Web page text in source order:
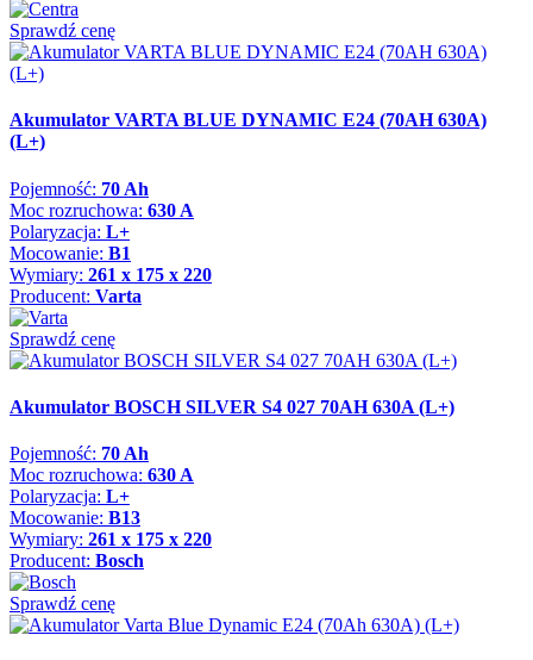
Sprawdź cenę
Akumulator VARTA BLUE DYNAMIC E24 (70AH 630A)
(L+)
Pojemność: 70 Ah
Moc rozruchowa: 630 A
Polaryzacja: L+
Mocowanie: B1
Wymiary: 261 x 175 x 220
Producent: Varta
Sprawdź cenę
Akumulator BOSCH SILVER S4 027 70AH 630A (L+)
Pojemność: 70 Ah
Moc rozruchowa: 630 A
Polaryzacja: L+
Mocowanie: B13
Wymiary: 261 x 175 x 220
Producent: Bosch
Sprawdź cenę